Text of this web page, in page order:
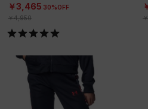
￥3,465 30%OFF
￥4,950